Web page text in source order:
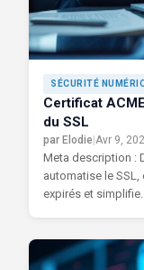
SÉCURITÉ
Certificat
du SSL
par Elodie Avr 9,
Meta description :
automatise le
expirés et